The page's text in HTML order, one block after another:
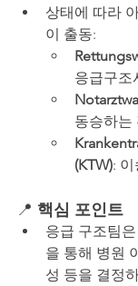
상태에 따라
이 출동:
응급구조
동승하는
(KTW):
📍 핵심 포인트
응급 구조팀
을 통해 병원
성 등을 결정